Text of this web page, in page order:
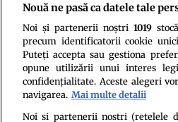
Foto: Mads Sabroe/Wikimedia
Nouă ne pasă ca datele tale
Noi și partenerii noștri 1019
precum identificatorii cookie
Puteți accepta sau gestiona
opune utilizării unui interes
confidențialitate. Aceste alegeri
navigarea. Mai multe detalii
Noi si partenerii nostri (retelele